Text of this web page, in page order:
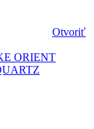
Otvoriť
ORIENT